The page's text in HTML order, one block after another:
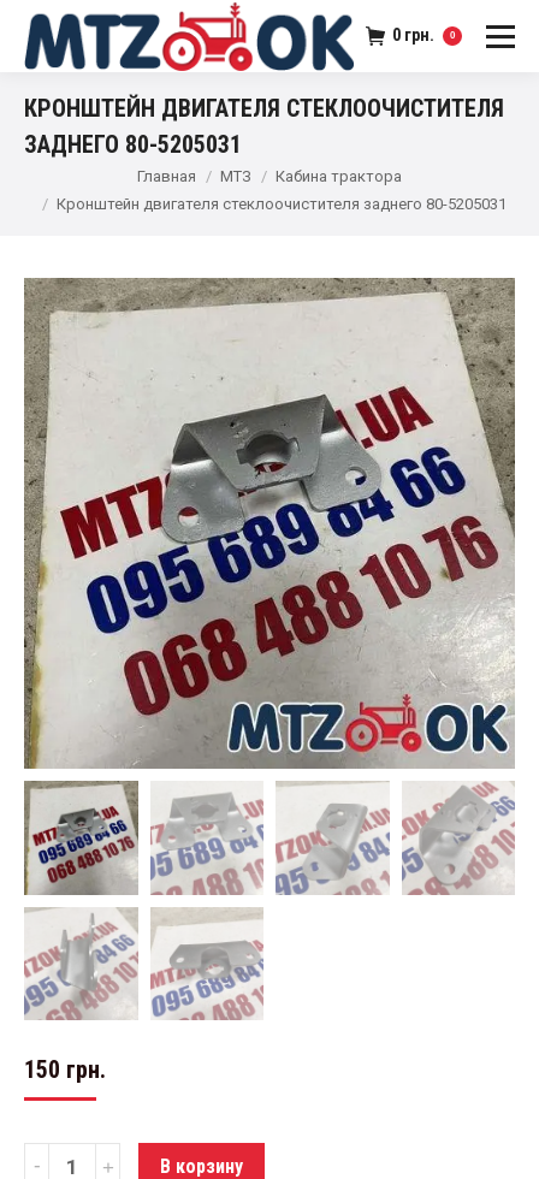
0 грн. 0
КРОНШТЕЙН ДВИГАТЕЛЯ СТЕКЛООЧИСТИТЕЛЯ
ЗАДНЕГО 80-5205031
Главная МТЗ
Кабина трактора
Кронштейн двигателя стеклоочистителя заднего 80-5205031
150 грн.
Количество В корзину